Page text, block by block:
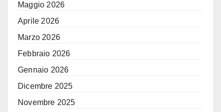
Maggio 2026
Aprile 2026
Marzo 2026
Febbraio 2026
Gennaio 2026
Dicembre 2025
Novembre 2025